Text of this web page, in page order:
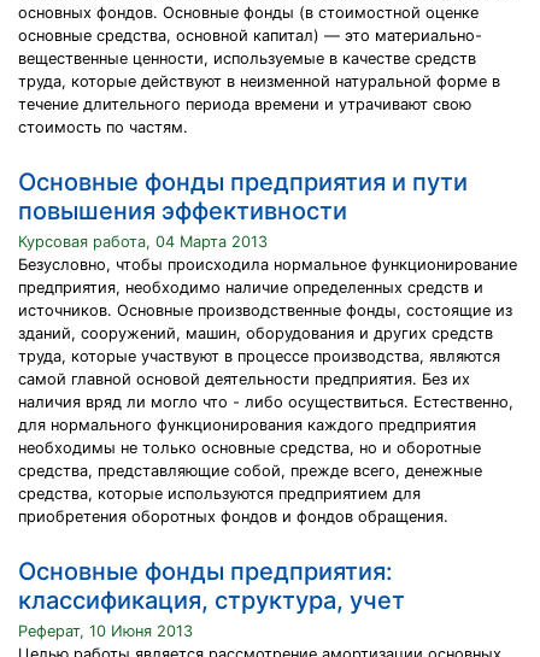
основных фондов. Основные фонды (в стоимостной оценке
основные средства, основной капитал) — это материально-
вещественные ценности, используемые в качестве средств
труда, которые действуют в неизменной натуральной форме в
течение длительного периода времени и утрачивают свою
стоимость по частям.
Основные фонды предприятия и пути
повышения эффективности
Курсовая работа, 04 Марта 2013
Безусловно, чтобы происходила нормальное функционирование
предприятия, необходимо наличие определенных средств и
источников. Основные производственные фонды, состоящие из
зданий, сооружений, машин, оборудования и других средств
труда, которые участвуют в процессе производства, являются
самой главной основой деятельности предприятия. Без их
наличия вряд ли могло что - либо осуществиться. Естественно,
для нормального функционирования каждого предприятия
необходимы не только основные средства, но и оборотные
средства, представляющие собой, прежде всего, денежные
средства, которые используются предприятием для
приобретения оборотных фондов и фондов обращения.
Основные фонды предприятия:
классификация, структура, учет
Реферат, 10 Июня 2013